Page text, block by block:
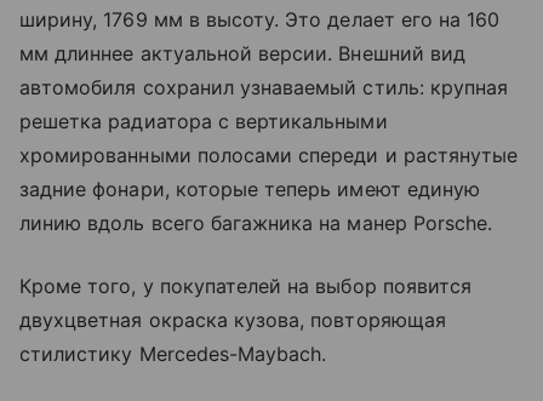
ширину, 1769 мм в высоту. Это делает его на 160
мм длиннее актуальной версии. Внешний вид
автомобиля сохранил узнаваемый стиль: крупная
решетка радиатора с вертикальными
хромированными полосами спереди и растянутые
задние фонари, которые теперь имеют единую
линию вдоль всего багажника на манер Porsche.
Кроме того, у покупателей на выбор появится
двухцветная окраска кузова, повторяющая
стилистику Mercedes-Maybach.